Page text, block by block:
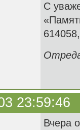
С
23:59:46
Вчера